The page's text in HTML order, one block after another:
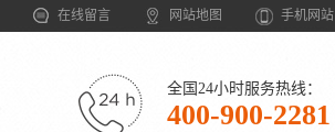
在线留言 网站地图 手机网站
全国24小时服务热线：
400-900-2281